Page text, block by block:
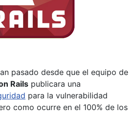
pasado desde que el equipo de
Rails publicara una
para la vulnerabilidad
como ocurre en el 100% de los